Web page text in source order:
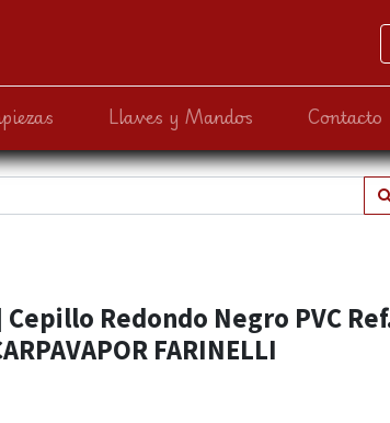
Llaves y Mandos Contacto
Cepillo Redondo Negro PVC
FARINELLI